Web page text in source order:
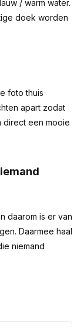
/ warm water.
doek worden
foto thuis
apart zodat
direct een mooie
daarom is er van
Daarmee haal
niemand